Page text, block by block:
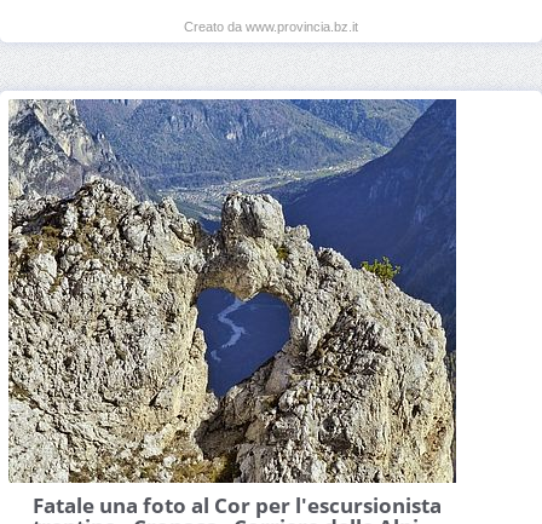
Creato da www.provincia.bz.it
Fatale una foto al Cor per l'escursionista